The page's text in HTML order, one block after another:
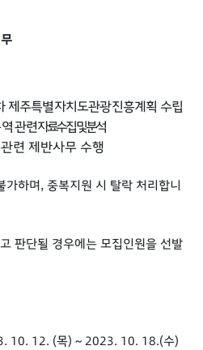
제주특별자치도관광진흥계획 수립
관련자료수집 및 분석
련 제반사무 수행
하며, 중복지원 시 탈락 처리합니
판단될 경우에는 모집인원을 선발
10. 12. (목) ~ 2023. 10. 18.(수)